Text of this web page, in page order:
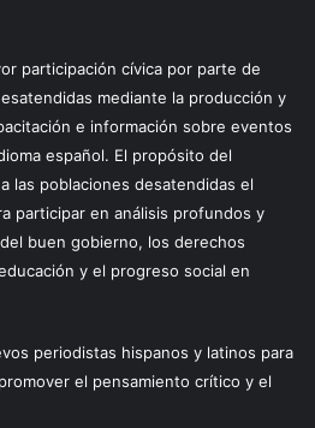
participación cívica por parte de
mediante la producción y
e información sobre eventos
español. El propósito del
las poblaciones desatendidas el
participar en análisis profundos y
buen gobierno, los derechos
y el progreso social en
periodistas hispanos y latinos para
el pensamiento crítico y el